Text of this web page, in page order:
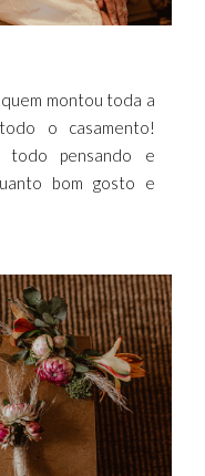
montou toda a
o casamento!
todo pensando e
bom gosto e